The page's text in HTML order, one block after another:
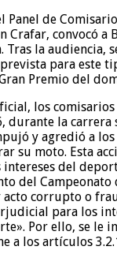
Panel de
Crafar, convocó a
Tras la audiencia,
para este
Premio del
los
durante la carrera
y agredió a
su moto. Esta
del
del
acto corrupto o
para los
Por ello, se le
a los artículos